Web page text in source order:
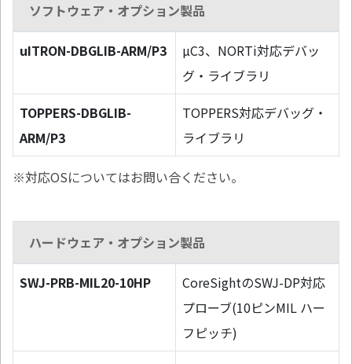
ソフトウェア・オプション製品
uITRON-DBGLIB-ARM/P3
µC3、NORTi対応デバッ
グ・ライブラリ
TOPPERS-DBGLIB-
ARM/P3
TOPPERS対応デバッグ・
ライブラリ
※対応OSについてはお問い合ください。
ハードウェア・オプション製品
SWJ-PRB-MIL20-10HP
CoreSightのSWJ-DP対応
プローブ(10ピンMIL ハー
フピッチ)